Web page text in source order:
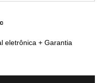
eletrônica + Garantia